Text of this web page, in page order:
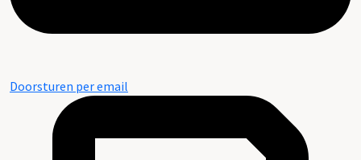
Doorsturen per email